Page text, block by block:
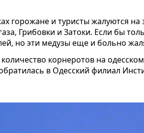
горожане и туристы жалуются на
Грибовки и Затоки. Если бы
но эти медузы еще и больно
количество корнеротов на
в Одесский филиал